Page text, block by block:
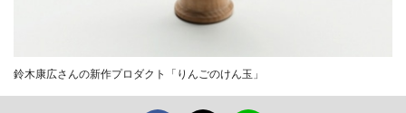
鈴木康広さんの新作プロダクト「りんごのけん玉」